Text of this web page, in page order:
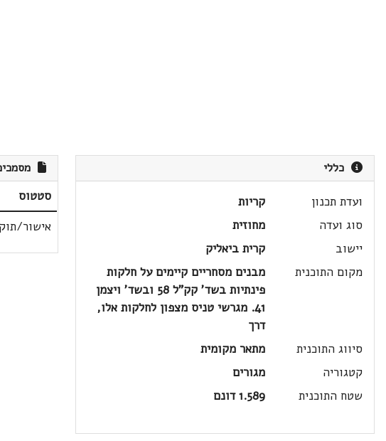
כללי
ועדת תכנון
קריות
סוג ועדה
מחוזית
יישוב
קרית ביאליק
מקום התוכנית
מבנים מסחריים קיימים על חלקות
פינתיות בשד' קק"ל 58 ובשד' ויצמן
41. מגרשי טניס מצפון לחלקות אלו,
דרך
סיווג התוכנית
מתאר מקומית
קטגוריה
מגורים
שטח התוכנית
1.589 דונם
סטטוס
אישור/